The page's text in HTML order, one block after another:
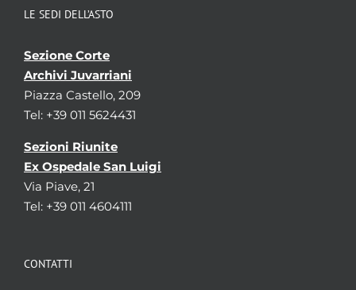
LE SEDI DELL’ASTO
Sezione Corte
Archivi Juvarriani
Piazza Castello, 209
Tel: +39 011 5624431
Sezioni Riunite
Ex Ospedale San Luigi
Via Piave, 21
Tel: +39 011 4604111
CONTATTI